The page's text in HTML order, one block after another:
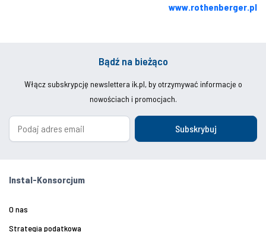
www.rothenberger.pl
Bądź na bieżąco
Włącz subskrypcję newslettera ik.pl, by otrzymywać informacje o
nowościach i promocjach.
Subskrybuj
Instal-Konsorcjum
O nas
Strategia podatkowa